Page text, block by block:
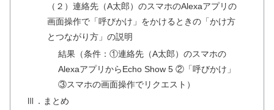
（２）連絡先（A太郎）のスマホのAlexaアプリの
画面操作で「呼びかけ」をかけるときの「かけ方
とつながり方」の説明
結果（条件：①連絡先（A太郎）のスマホの
AlexaアプリからEcho Show 5 ②「呼びかけ」
③スマホの画面操作でリクエスト）
Ⅲ．まとめ